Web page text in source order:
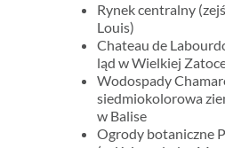
Rynek centralny
Louis)
Chateau de
ląd w Wielkiej
Wodospady
siedmiokolorowa
w Balise
Ogrody botaniczne